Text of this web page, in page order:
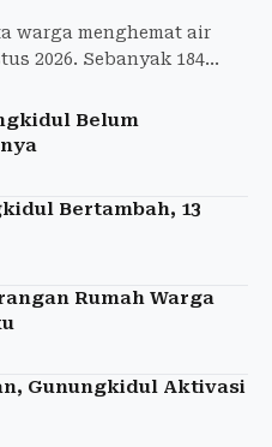
warga menghemat air
2026. Sebanyak 184
Belum
Bertambah, 13
Rumah Warga
Gunungkidul Aktivasi